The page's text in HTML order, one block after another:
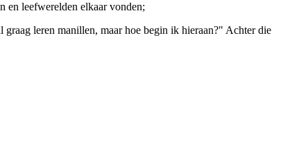
en leefwerelden elkaar vonden;
leren manillen, maar hoe begin ik hieraan?" Achter die